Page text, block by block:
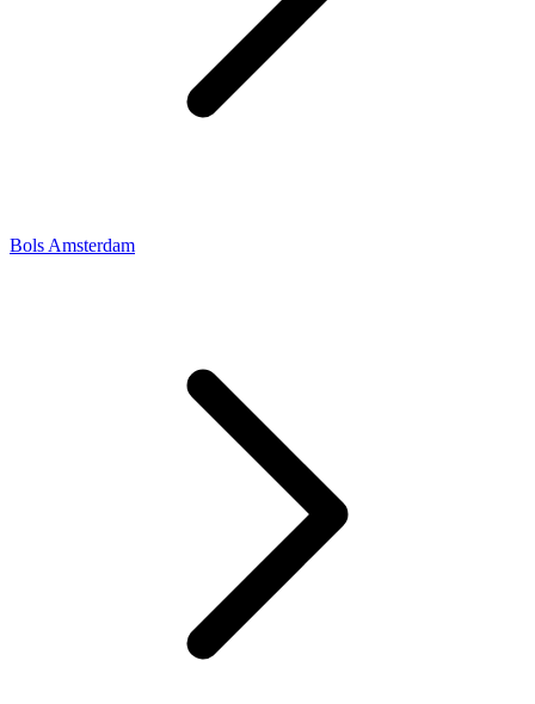
Bols Amsterdam